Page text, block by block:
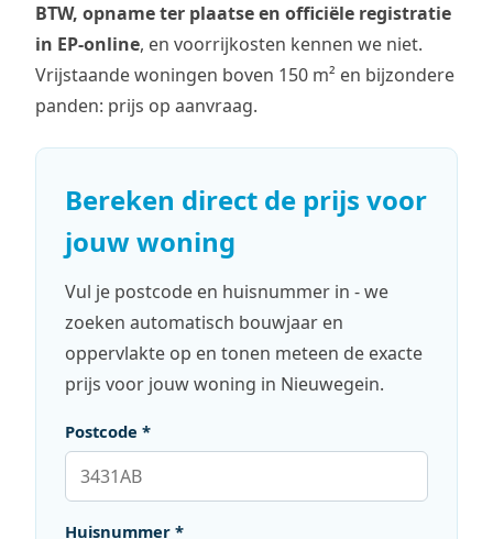
BTW, opname ter plaatse en officiële registratie
in EP-online, en voorrijkosten kennen we niet.
Vrijstaande woningen boven 150 m² en bijzondere
panden: prijs op aanvraag.
Bereken direct de prijs voor
jouw woning
Vul je postcode en huisnummer in - we
zoeken automatisch bouwjaar en
oppervlakte op en tonen meteen de exacte
prijs voor jouw woning in Nieuwegein.
Postcode *
Huisnummer *